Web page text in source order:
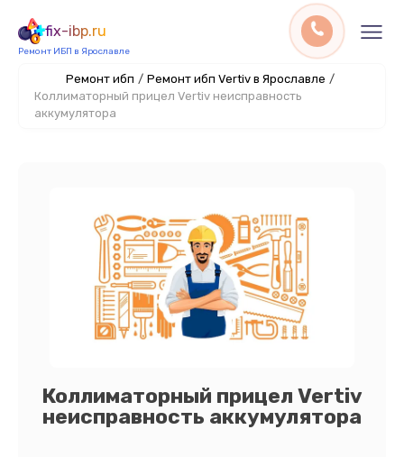
fix-ibp.ru
Ремонт ИБП в Ярославле
Ремонт ибп / Ремонт ибп Vertiv в Ярославле /
Коллиматорный прицел Vertiv неисправность
аккумулятора
Коллиматорный прицел Vertiv
неисправность аккумулятора